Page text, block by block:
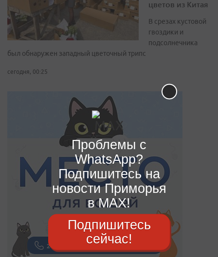
цветов из Китая
В срезах кустовой
гвоздики и
подсолнечника
был обнаружен западный цветочный трипс
сегодня, 00:25
Проблемы с
WhatsApp?
Подпишитесь на
новости Приморья
в MAX!
Подпишитесь
сейчас!